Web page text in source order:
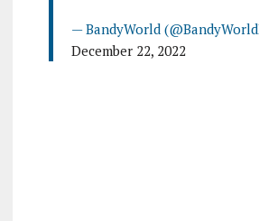
— BandyWorld
December 22, 2022